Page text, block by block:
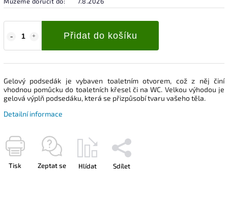
Přidat do košíku
Gelový podsedák je vybaven toaletním otvorem, což z něj činí
vhodnou pomůcku do toaletních křesel či na WC. Velkou výhodou je
gelová výplň podsedáku, která se přizpůsobí tvaru vašeho těla.
Detailní informace
Tisk Zeptat se Hlídat Sdílet